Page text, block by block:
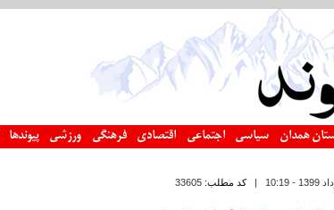
همدان سیاسی اجتماعی اقتصادی فرهنگی ورزشی پیوندها
|کد مطلب:33605